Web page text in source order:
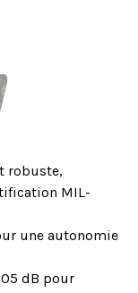
robuste,
MIL-
une autonomie
dB pour